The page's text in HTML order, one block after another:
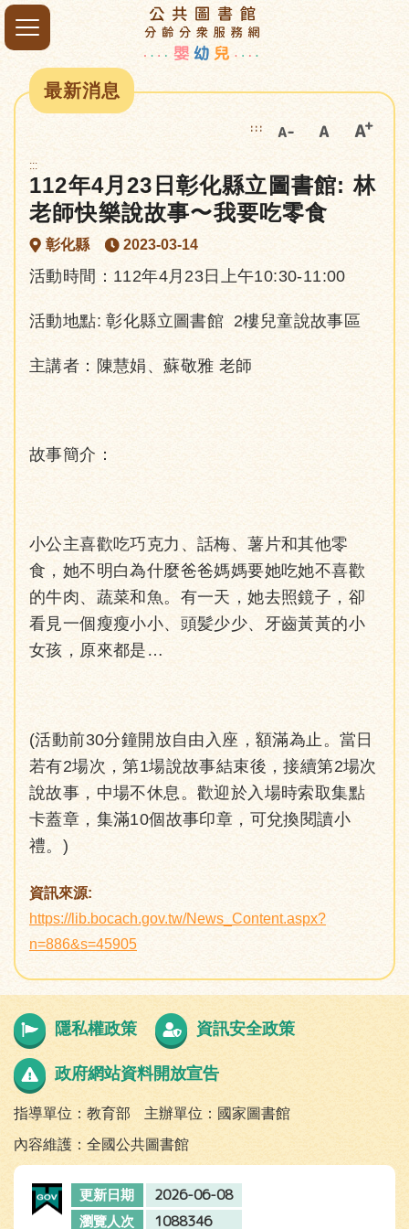
最新消息
:::
:::
112年4月23日彰化縣立圖書館: 林
老師快樂說故事〜我要吃零食
彰化縣 2023-03-14
活動時間：112年4月23日上午10:30-11:00
活動地點: 彰化縣立圖書館 2樓兒童說故事區
主講者：陳慧娟、蘇敬雅 老師
故事簡介：
小公主喜歡吃巧克力、話梅、薯片和其他零
食，她不明白為什麼爸爸媽媽要她吃她不喜歡
的牛肉、蔬菜和魚。有一天，她去照鏡子，卻
看見一個瘦瘦小小、頭髪少少、牙齒黃黃的小
女孩，原來都是…
(活動前30分鐘開放自由入座，額滿為止。當日
若有2場次，第1場說故事結束後，接續第2場次
說故事，中場不休息。歡迎於入場時索取集點
卡蓋章，集滿10個故事印章，可兌換閱讀小
禮。)
資訊來源:
https://lib.bocach.gov.tw/News_Content.aspx?
n=886&s=45905
隱私權政策 資訊安全政策
政府網站資料開放宣告
指導單位：教育部
主辦單位：國家圖書館
內容維護：全國公共圖書館
更新日期 2026-06-08
瀏覽人次 1088346